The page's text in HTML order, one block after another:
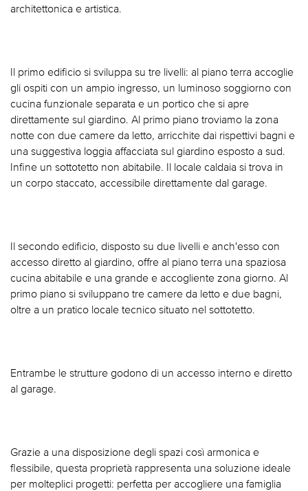
architettonica e artistica.
Il primo edificio si sviluppa su tre livelli: al piano terra accoglie
gli ospiti con un ampio ingresso, un luminoso soggiorno con
cucina funzionale separata e un portico che si apre
direttamente sul giardino. Al primo piano troviamo la zona
notte con due camere da letto, arricchite dai rispettivi bagni e
una suggestiva loggia affacciata sul giardino esposto a sud.
Infine un sottotetto non abitabile. Il locale caldaia si trova in
un corpo staccato, accessibile direttamente dal garage.
Il secondo edificio, disposto su due livelli e anch'esso con
accesso diretto al giardino, offre al piano terra una spaziosa
cucina abitabile e una grande e accogliente zona giorno. Al
primo piano si sviluppano tre camere da letto e due bagni,
oltre a un pratico locale tecnico situato nel sottotetto.
Entrambe le strutture godono di un accesso interno e diretto
al garage.
Grazie a una disposizione degli spazi così armonica e
flessibile, questa proprietà rappresenta una soluzione ideale
per molteplici progetti: perfetta per accogliere una famiglia